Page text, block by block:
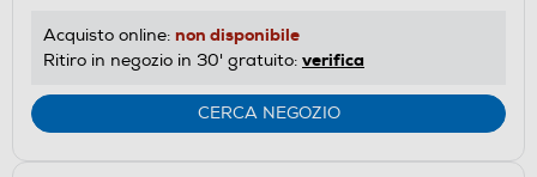
Acquisto online: non disponibile
Ritiro in negozio in 30' gratuito: verifica
CERCA NEGOZIO